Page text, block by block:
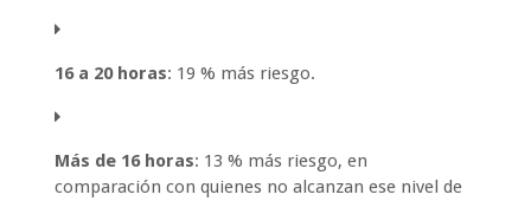
16 a 20 horas: 19 % más riesgo.
Más de 16 horas: 13 % más riesgo, en
comparación con quienes no alcanzan ese nivel de